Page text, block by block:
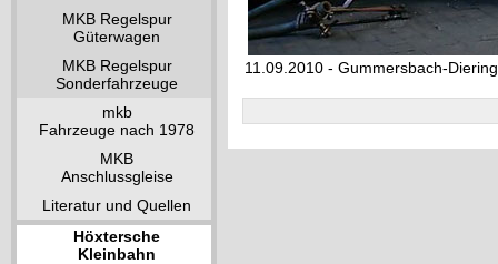
MKB Regelspur
Güterwagen
MKB Regelspur
Sonderfahrzeuge
mkb
Fahrzeuge nach 1978
MKB
Anschlussgleise
Literatur und Quellen
Höxtersche
Kleinbahn
11.09.2010 - Gummersbach-